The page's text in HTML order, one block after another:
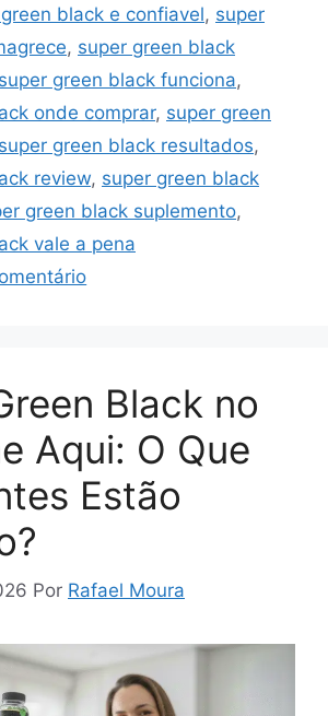
black e confiavel, super
, super green black
super green black funciona,
onde comprar, super green
super green black resultados,
review, super green black
green black suplemento,
vale a pena
Black no
Aqui: O Que
Estão
Por Rafael Moura